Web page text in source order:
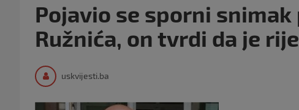
Pojavio se sporni snimak
Ružnića, on tvrdi da je
uskvijesti.ba